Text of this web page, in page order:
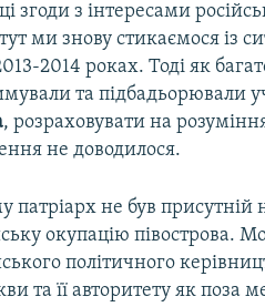
згоди з інтересами
ми знову стикаємося із
2014 роках. Тоді як
та підбадьорювали
, розраховувати на
не доводилося.
патріарх не був присутній
окупацію півострова.
політичного
та її авторитету як поза